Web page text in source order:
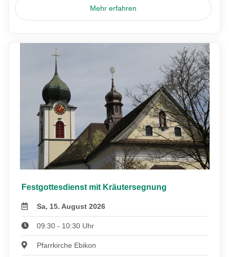
Mehr erfahren
Festgottesdienst mit Kräutersegnung
Sa, 15. August 2026
09:30 - 10:30 Uhr
Pfarrkirche Ebikon